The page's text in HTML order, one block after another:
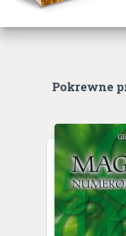
Pokrewne